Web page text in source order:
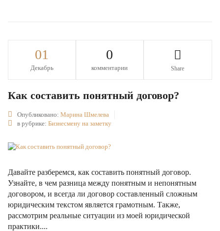
01
Декабрь
0
комментарии Share
Как составить понятный договор?
Опубликовано: Марина Шмелева
в рубрике: Бизнесмену на заметку
Давайте разберемся, как составить понятный договор.
Узнайте, в чем разница между понятным и непонятным
договором, и всегда ли договор составленный сложным
юридическим текстом является грамотным. Также,
рассмотрим реальные ситуации из моей юридической
практики....